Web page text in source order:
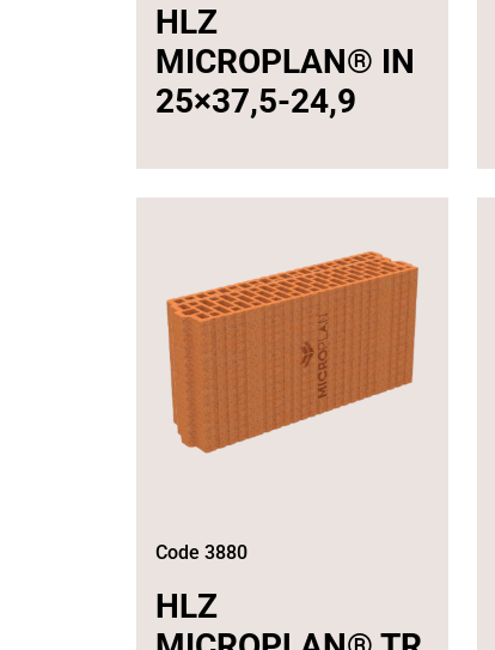
HLZ
MICROPLAN® IN
25×37,5-24,9
Code 3880
HLZ